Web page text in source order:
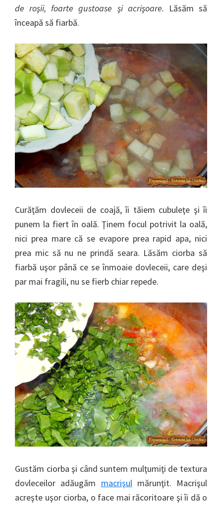
de roşii, foarte gustoase şi acrişoare. Lăsăm să
înceapă să fiarbă.
Curăţăm dovleceii de coajă, îi tăiem cubuleţe şi îi
punem la fiert în oală. Ţinem focul potrivit la oală,
nici prea mare că se evapore prea rapid apa, nici
prea mic să nu ne prindă seara. Lăsăm ciorba să
fiarbă uşor până ce se înmoaie dovleceii, care deşi
par mai fragili, nu se fierb chiar repede.
Gustăm ciorba şi când suntem mulţumiţi de textura
dovleceilor adăugăm macrişulmărunţit. Macrişul
acreşte uşor ciorba, o face mai răcoritoare şi îi dă o